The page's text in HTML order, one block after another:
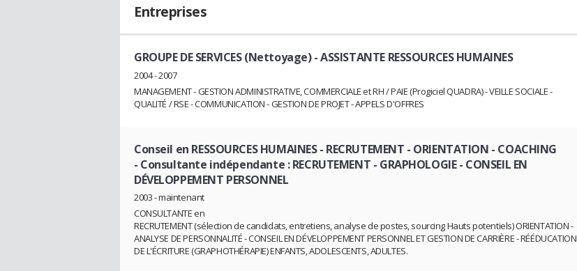
Entreprises
GROUPE DE SERVICES (Nettoyage)- ASSISTANTE RESSOURCES HUMAINES
2004 - 2007
MANAGEMENT - GESTION ADMINISTRATIVE, COMMERCIALE et RH / PAIE (Progiciel QUADRA) - VEILLE SOCIALE -
QUALITÉ / RSE - COMMUNICATION - GESTION DE PROJET - APPELS D'OFFRES
Conseil en RESSOURCES HUMAINES - RECRUTEMENT - ORIENTATION - COACHING
- Consultante indépendante : RECRUTEMENT - GRAPHOLOGIE - CONSEIL EN
DÉVELOPPEMENT PERSONNEL
2003 - maintenant
CONSULTANTE en
RECRUTEMENT (sélection de candidats, entretiens, analyse de postes, sourcing Hauts potentiels) ORIENTATION -
ANALYSE DE PERSONNALITÉ - CONSEIL EN DÉVELOPPEMENT PERSONNEL ET GESTION DE CARRIÈRE - RÉÉDUCATION
DE L'ÉCRITURE (GRAPHOTHÉRAPIE) ENFANTS, ADOLESCENTS, ADULTES.